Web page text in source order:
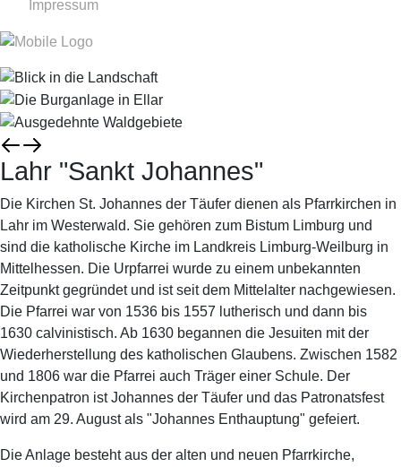
Impressum
Lahr "Sankt Johannes"
Die Kirchen St. Johannes der Täufer dienen als Pfarrkirchen in
Lahr im Westerwald. Sie gehören zum Bistum Limburg und
sind die katholische Kirche im Landkreis Limburg-Weilburg in
Mittelhessen. Die Urpfarrei wurde zu einem unbekannten
Zeitpunkt gegründet und ist seit dem Mittelalter nachgewiesen.
Die Pfarrei war von 1536 bis 1557 lutherisch und dann bis
1630 calvinistisch. Ab 1630 begannen die Jesuiten mit der
Wiederherstellung des katholischen Glaubens. Zwischen 1582
und 1806 war die Pfarrei auch Träger einer Schule. Der
Kirchenpatron ist Johannes der Täufer und das Patronatsfest
wird am 29. August als "Johannes Enthauptung" gefeiert.
Die Anlage besteht aus der alten und neuen Pfarrkirche,